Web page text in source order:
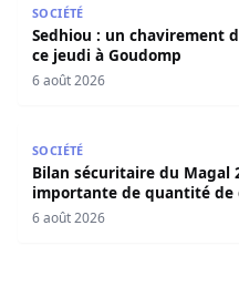
SOCIÉTÉ
Sedhiou : un chavirement
ce jeudi à Goudomp
6 août 2026
SOCIÉTÉ
Bilan sécuritaire du Magal
importante de quantité de
6 août 2026